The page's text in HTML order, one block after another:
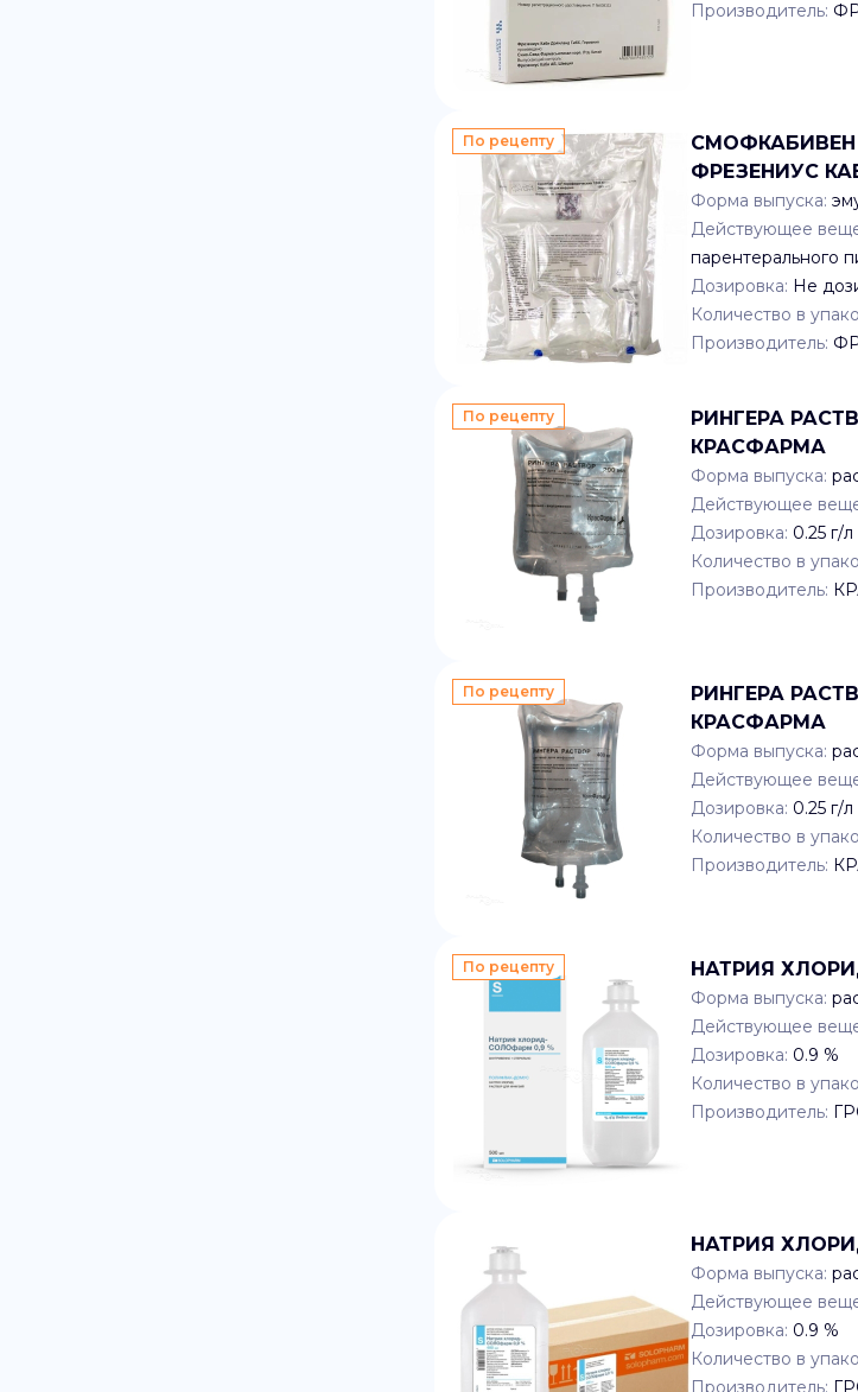
Производитель:
По рецепту
СМОФКАБИВЕН
ФРЕЗЕНИУС
Форма выпуска:
Действующее
парентерального
Дозировка: Не
Количество в
Производитель:
По рецепту
РИНГЕРА
КРАСФАРМА
Форма выпуска:
Действующее
Дозировка: 0.25 г/
Количество в
Производитель:
По рецепту
РИНГЕРА
КРАСФАРМА
Форма выпуска:
Действующее
Дозировка: 0.25 г/
Количество в
Производитель:
По рецепту НАТРИЯ
Форма выпуска:
Действующее
Дозировка: 0.9 %
Количество в
Производитель:
НАТРИЯ
Форма выпуска:
Действующее
Дозировка: 0.9 %
Количество в
Производитель: